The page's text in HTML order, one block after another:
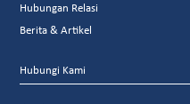
Hubungan Relasi
Berita & Artikel
Hubungi Kami